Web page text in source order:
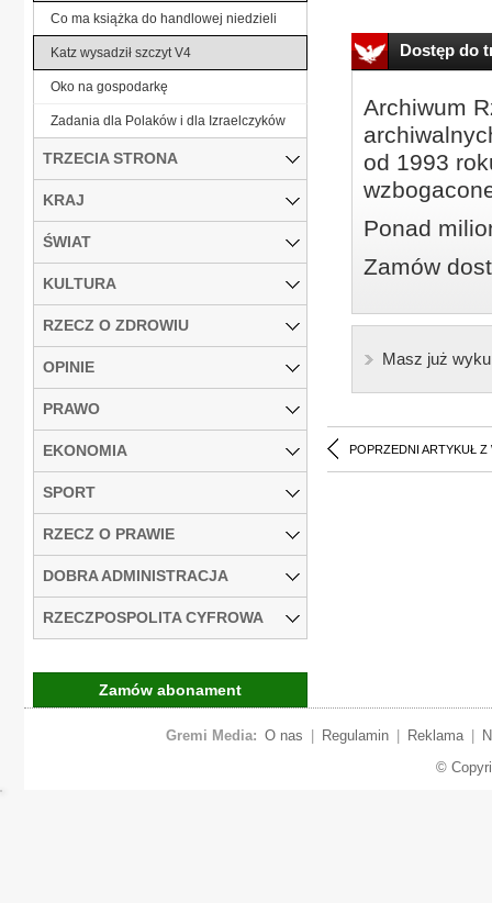
Dostęp do
Archiwum
od 1993
Ponad
Zamów
Masz już
POPRZEDNI ARTYKUŁ Z
Co ma książka do handlowej niedzieli
Katz wysadził szczyt V4
Oko na gospodarkę
Zadania dla Polaków i dla Izraelczyków
TRZECIA STRONA
KRAJ
ŚWIAT
KULTURA
RZECZ O ZDROWIU
OPINIE
PRAWO
EKONOMIA
SPORT
RZECZ O PRAWIE
DOBRA ADMINISTRACJA
RZECZPOSPOLITA CYFROWA
Zamów abonament
Gremi Media: O nas Regulamin Reklama
©